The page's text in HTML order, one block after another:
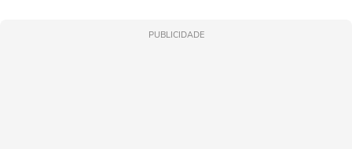
PUBLICIDADE